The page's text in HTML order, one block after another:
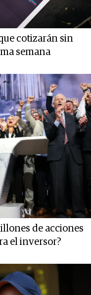
cotizarán sin
semana
de acciones
el inversor?